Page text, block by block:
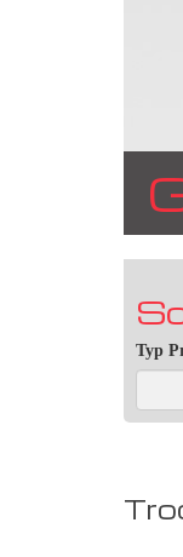
Typ